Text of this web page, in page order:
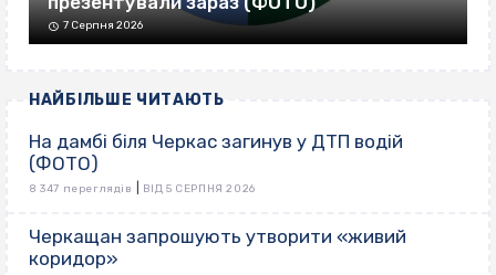
7 Серпня 2026
НАЙБІЛЬШЕ ЧИТАЮТЬ
На дамбі біля Черкас загинув у ДТП водій
(ФОТО)
8 347 переглядів ВІД 5 СЕРПНЯ 2026
Черкащан запрошують утворити «живий
коридор»